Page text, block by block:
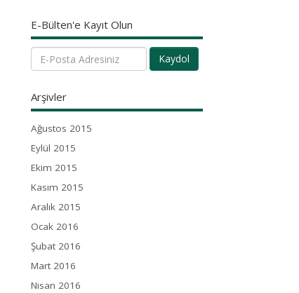
E-Bülten'e Kayıt Olun
Kaydol
Arşivler
Ağustos 2015
Eylül 2015
Ekim 2015
Kasım 2015
Aralık 2015
Ocak 2016
Şubat 2016
Mart 2016
Nisan 2016